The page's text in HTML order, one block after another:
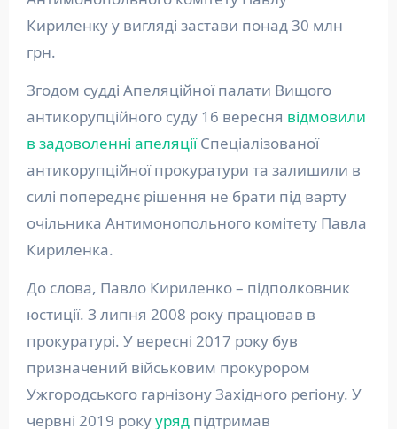
Кириленку у вигляді застави понад 30 млн
грн.
Згодом судді Апеляційної палати Вищого
антикорупційного суду 16 вересня відмовили
в задоволенні апеляціїСпеціалізованої
антикорупційної прокуратури та залишили в
силі попереднє рішення не брати під варту
очільника Антимонопольного комітету Павла
Кириленка.
До слова, Павло Кириленко – підполковник
юстиції. З липня 2008 року працював в
прокуратурі. У вересні 2017 року був
призначений військовим прокурором
Ужгородського гарнізону Західного регіону. У
червні 2019 рокуурядпідтримав